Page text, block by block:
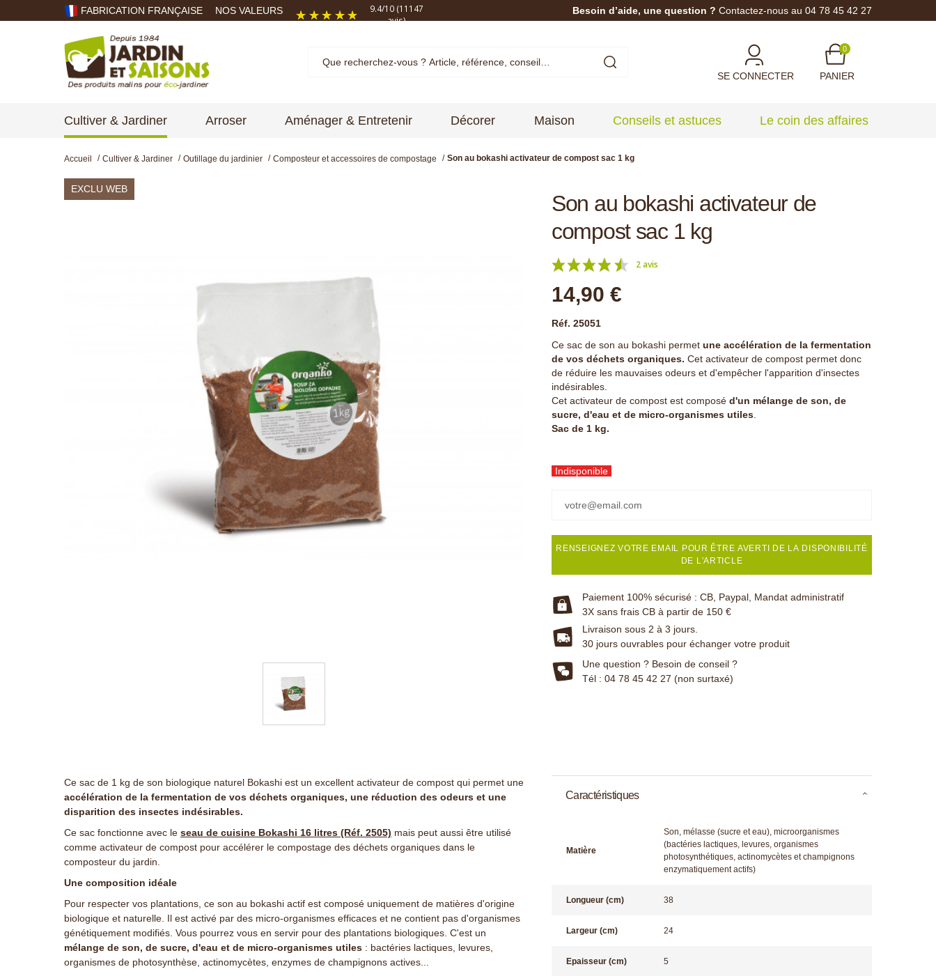
FABRICATION FRANÇAISE NOS VALEURS
avis)
Besoin d’aide, une question ? Contactez-nous au 04 78 45 42 27
SE CONNECTER PANIER
0
Cultiver & Jardiner Arroser Aménager & Entretenir Décorer Maison Conseils et astuces Le coin des affaires
Accueil Cultiver & Jardiner Outillage du jardinier Composteur et accessoires de compostage Son au bokashi activateur de compost sac 1 kg
EXCLU WEB
Son au bokashi activateur de
compost sac 1 kg
2 avis
14,90 €
Réf. 25051
Ce sac de son au bokashi permet une accélération de la fermentation
de vos déchets organiques. Cet activateur de compost permet donc
de réduire les mauvaises odeurs et d'empêcher l'apparition d'insectes
indésirables.
Cet activateur de compost est composé d'un mélange de son, de
sucre, d'eau et de micro-organismes utiles.
Sac de 1 kg.
Indisponible
RENSEIGNEZ VOTRE EMAIL POUR ÊTRE AVERTI DE LA DISPONIBILITÉ
DE L'ARTICLE
Paiement 100% sécurisé : CB, Paypal, Mandat administratif
3X sans frais CB à partir de 150 €
Livraison sous 2 à 3 jours.
30 jours ouvrables pour échanger votre produit
Une question ? Besoin de conseil ?
Tél : 04 78 45 42 27 (non surtaxé)
Ce sac de 1 kg de son biologique naturel Bokashi est un excellent activateur de compost qui permet une
accélération de la fermentation de vos déchets organiques, une réduction des odeurs et une
disparition des insectes indésirables.
Ce sac fonctionne avec le seau de cuisine Bokashi 16 litres (Réf. 2505) mais peut aussi être utilisé
comme activateur de compost pour accélérer le compostage des déchets organiques dans le
composteur du jardin.
Une composition idéale
Pour respecter vos plantations, ce son au bokashi actif est composé uniquement de matières d'origine
biologique et naturelle. Il est activé par des micro-organismes efficaces et ne contient pas d'organismes
génétiquement modifiés. Vous pourrez vous en servir pour des plantations biologiques. C'est un
mélange de son, de sucre, d'eau et de micro-organismes utiles : bactéries lactiques, levures,
organismes de photosynthèse, actinomycètes, enzymes de champignons actives...
Caractéristiques
Matière
Son, mélasse (sucre et eau), microorganismes
(bactéries lactiques, levures, organismes
photosynthétiques, actinomycètes et champignons
enzymatiquement actifs)
Longueur (cm) 38
Largeur (cm) 24
Epaisseur (cm) 5